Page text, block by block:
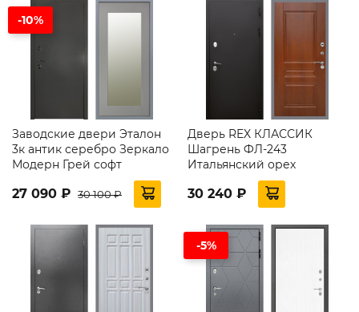
-10%
Заводские двери Эталон
3к антик серебро Зеркало
Модерн Грей софт
27 090 ₽ 30 100 ₽
Дверь REX КЛАССИК
Шагрень ФЛ-243
Итальянский орех
30 240 ₽
-5%